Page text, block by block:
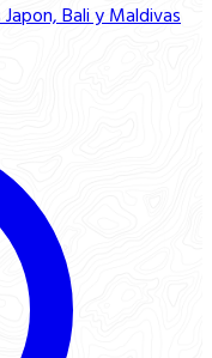
Japon, Bali y Maldivas